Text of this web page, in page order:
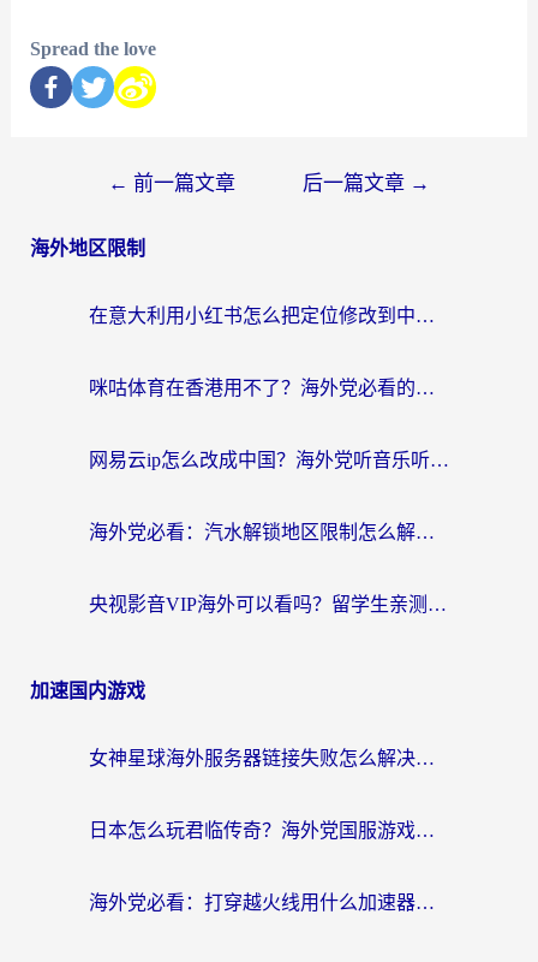
Spread the love
← 前一篇文章 后一篇文章 →
海外地区限制
在意大利用小红书怎么把定位修改到中国国内？3个实用技巧+1个靠谱工具帮你搞定
咪咕体育在香港用不了？海外党必看的回国加速器选择指南（附3个真实场景解决方案）
网易云ip怎么改成中国？海外党听音乐听书的无痛解决方案
海外党必看：汽水解锁地区限制怎么解除？3招解决国内影音&生活服务难题
央视影音VIP海外可以看吗？留学生亲测有效的回国加速器选择指南
加速国内游戏
女神星球海外服务器链接失败怎么解决？海外党国服游戏加速避坑指南
日本怎么玩君临传奇？海外党国服游戏加速避坑指南（附菲律宾欧洲玩家实测）
海外党必看：打穿越火线用什么加速器？解决延迟卡顿，还能玩奇妙拼图世界和第五人格